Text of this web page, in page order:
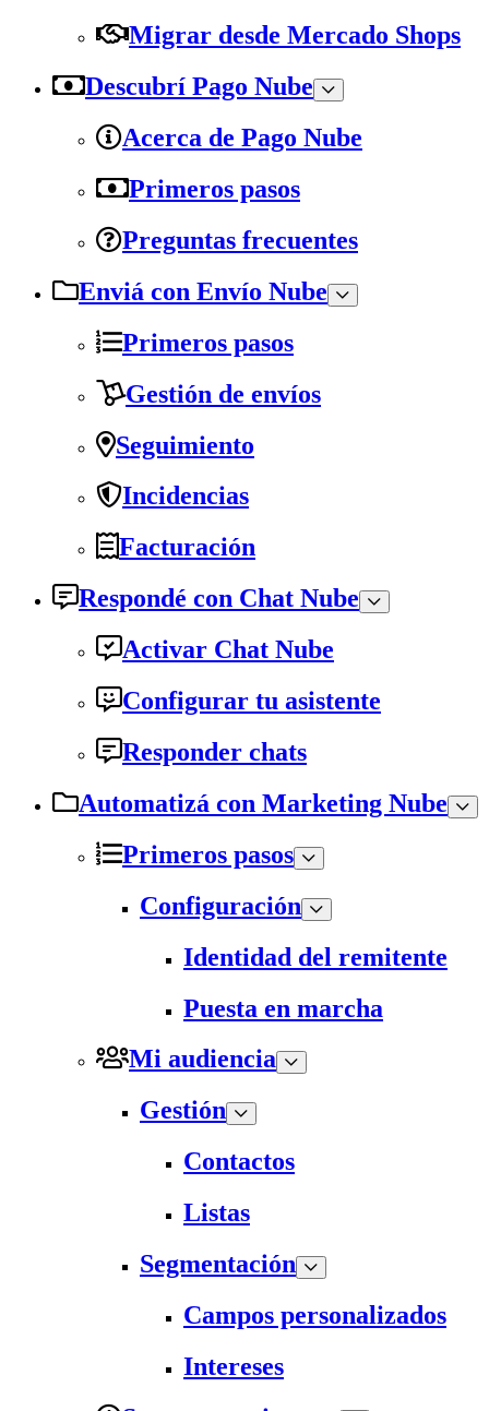
Migrar desde Mercado Shops
Descubrí Pago Nube
Acerca de Pago Nube
Primeros pasos
Preguntas frecuentes
Enviá con Envío Nube
Primeros pasos
Gestión de envíos
Seguimiento
Incidencias
Facturación
Respondé con Chat Nube
Activar Chat Nube
Configurar tu asistente
Responder chats
Automatizá con Marketing Nube
Primeros pasos
Configuración
Identidad del remitente
Puesta en marcha
Mi audiencia
Gestión
Contactos
Listas
Segmentación
Campos personalizados
Intereses